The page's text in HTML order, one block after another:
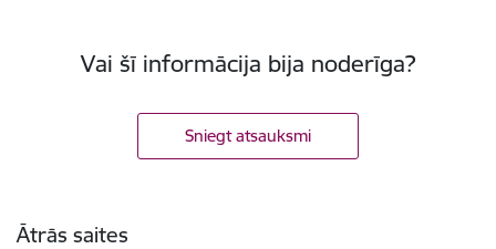
Vai šī informācija bija noderīga?
Sniegt atsauksmi
Ātrās saites